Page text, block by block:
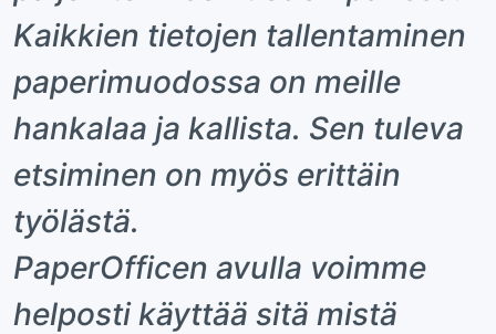
Kaikkien tietojen tallentaminen
paperimuodossa on meille
hankalaa ja kallista. Sen tuleva
etsiminen on myös erittäin
työlästä.
PaperOfficen avulla voimme
helposti käyttää sitä mistä